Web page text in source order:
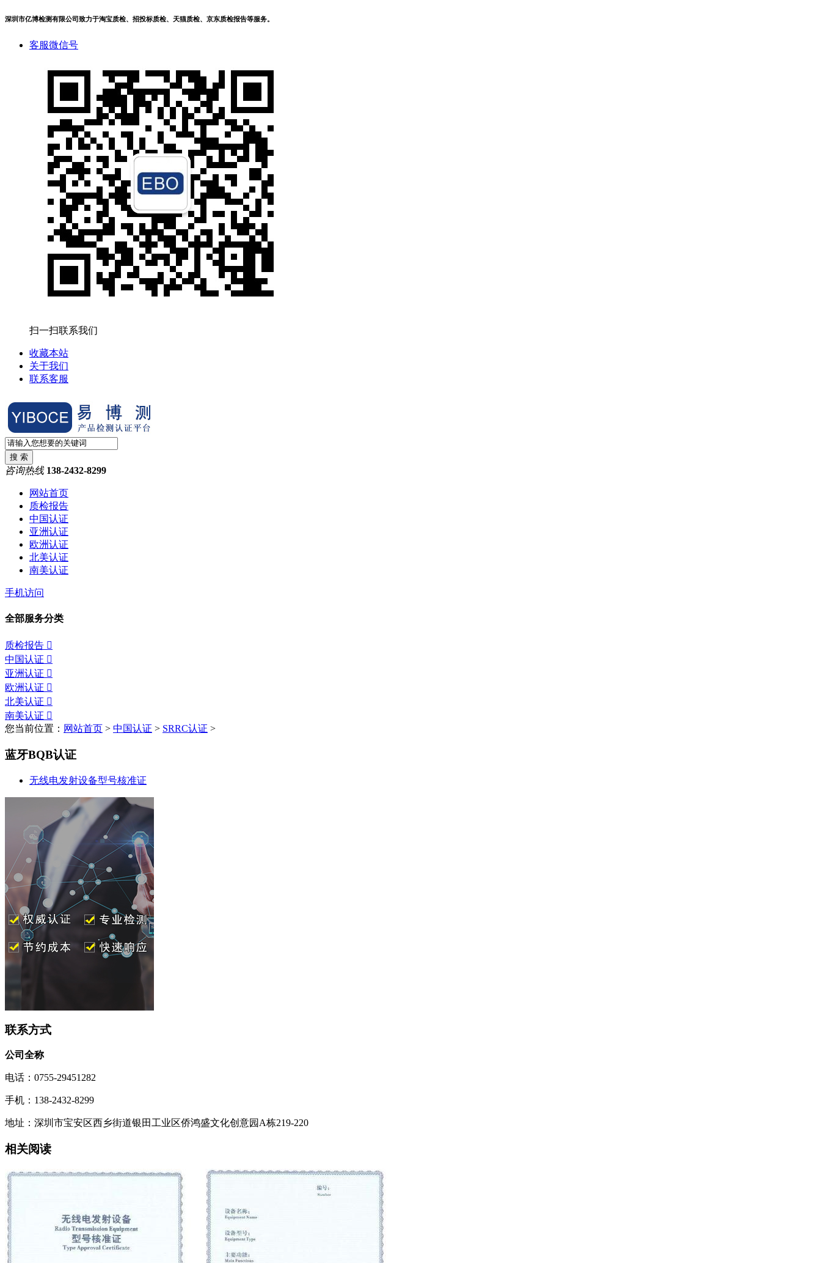
深圳市亿博检测有限公司致力于淘宝质检、招投标质检、天猫质检、京东质检报告等服务。
客服微信号
扫一扫联系我们
收藏本站
关于我们
联系客服
咨询热线 138-2432-8299
网站首页
质检报告
中国认证
亚洲认证
欧洲认证
北美认证
南美认证
手机访问
全部服务分类
质检报告 
中国认证 
亚洲认证 
欧洲认证 
北美认证 
南美认证 
您当前位置： 网站首页 > 中国认证 > SRRC认证 >
蓝牙BQB认证
无线电发射设备型号核准证
联系方式
公司全称
电话：0755-29451282
手机：138-2432-8299
地址：深圳市宝安区西乡街道银田工业区侨鸿盛文化创意园A栋219-220
相关阅读